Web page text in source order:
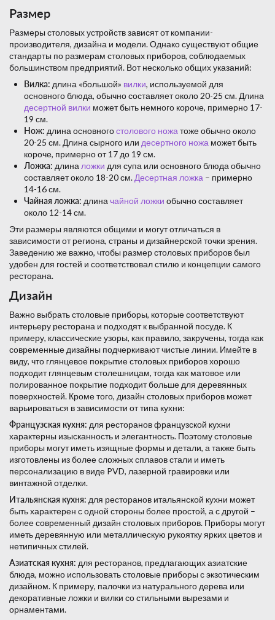
Размер
Размеры столовых устройств зависят от компании-
производителя, дизайна и модели. Однако существуют общие
стандарты по размерам столовых приборов, соблюдаемых
большинством предприятий. Вот несколько общих указаний:
Вилка: длина «большой» вилки, используемой для
основного блюда, обычно составляет около 20-25 см. Длина
десертной вилки может быть немного короче, примерно 17-
19 см.
Нож: длина основногостолового ножатоже обычно около
20-25 см. Длина сырного или десертного ножа может быть
короче, примерно от 17 до 19 см.
Ложка: длиналожки для супа или основного блюда обычно
составляет около 18-20 см.Десертная ложка – примерно
14-16 см.
Чайная ложка: длиначайной ложки обычно составляет
около 12-14 см.
Эти размеры являются общими и могут отличаться в
зависимости от региона, страны и дизайнерской точки зрения.
Заведению же важно, чтобы размер столовых приборов был
удобен для гостей и соответствовал стилю и концепции самого
ресторана.
Дизайн
Важно выбрать столовые приборы, которые соответствуют
интерьеру ресторана и подходят к выбранной посуде. К
примеру, классические узоры, как правило, закручены, тогда как
современные дизайны подчеркивают чистые линии. Имейте в
виду, что глянцевое покрытие столовых приборов хорошо
подходит глянцевым столешницам, тогда как матовое или
полированное покрытие подходит больше для деревянных
поверхностей. Кроме того, дизайн столовых приборов может
варьироваться в зависимости от типа кухни:
Французская кухня: для ресторанов французской кухни
характерны изысканность и элегантность. Поэтому столовые
приборы могут иметь изящные формы и детали, а также быть
изготовлены из более сложных сплавов стали и иметь
персонализацию в виде PVD, лазерной гравировки или
винтажной отделки.
Итальянская кухня: для ресторанов итальянской кухни может
быть характерен с одной стороны более простой, а с другой –
более современный дизайн столовых приборов. Приборы могут
иметь деревянную или металлическую рукоятку ярких цветов и
нетипичных стилей.
Азиатская кухня: для ресторанов, предлагающих азиатские
блюда, можно использовать столовые приборы с экзотическим
дизайном. К примеру, палочки из натурального дерева или
декоративные ложки и вилки со стильными вырезами и
орнаментами.